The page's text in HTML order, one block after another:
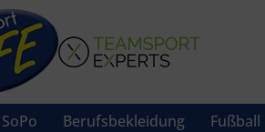
SoPo Berufsbekleidung Fußball